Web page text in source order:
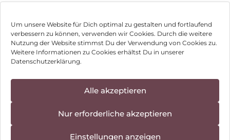
Um unsere Website für Dich optimal zu gestalten und fortlaufend
verbessern zu können, verwenden wir Cookies. Durch die weitere
Nutzung der Website stimmst Du der Verwendung von Cookies zu.
Weitere Informationen zu Cookies erhältst Du in unserer
Datenschutzerklärung.
Alle akzeptieren
Nur erforderliche akzeptieren
Einstellungen anzeigen
Impressum
Hinweis zur Batterieentsorgung